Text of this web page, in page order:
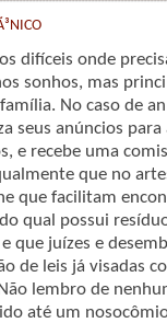
difíceis onde
sonhos, mas
No caso de
seus anúncios
e recebe uma
que no
que facilitam
qual possui
que juízes e
de leis já visadas
lembro de
até um